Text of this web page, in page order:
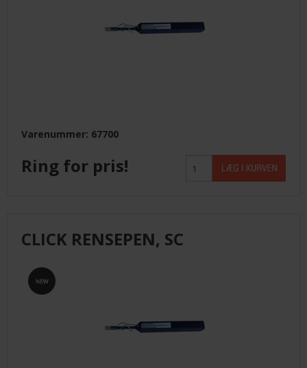
KONTAKT
NYHEDER
KUNDECENTER
Varenummer: 67700
Ring for pris!
CLICK RENSEPEN, SC